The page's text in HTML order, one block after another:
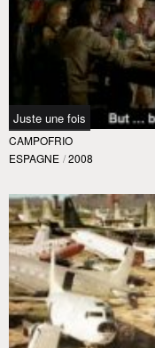
Juste une fois
CAMPOFRIO
ESPAGNE / 2008